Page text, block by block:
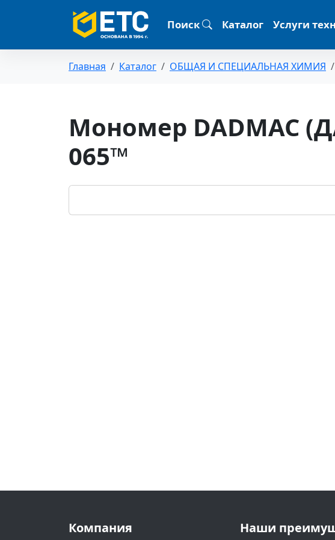
Поиск Каталог Услуги
Главная Каталог ОБЩАЯ И СПЕЦИАЛЬНАЯ ХИМИЯ
Мономер DADMAC
065™
Компания Наши